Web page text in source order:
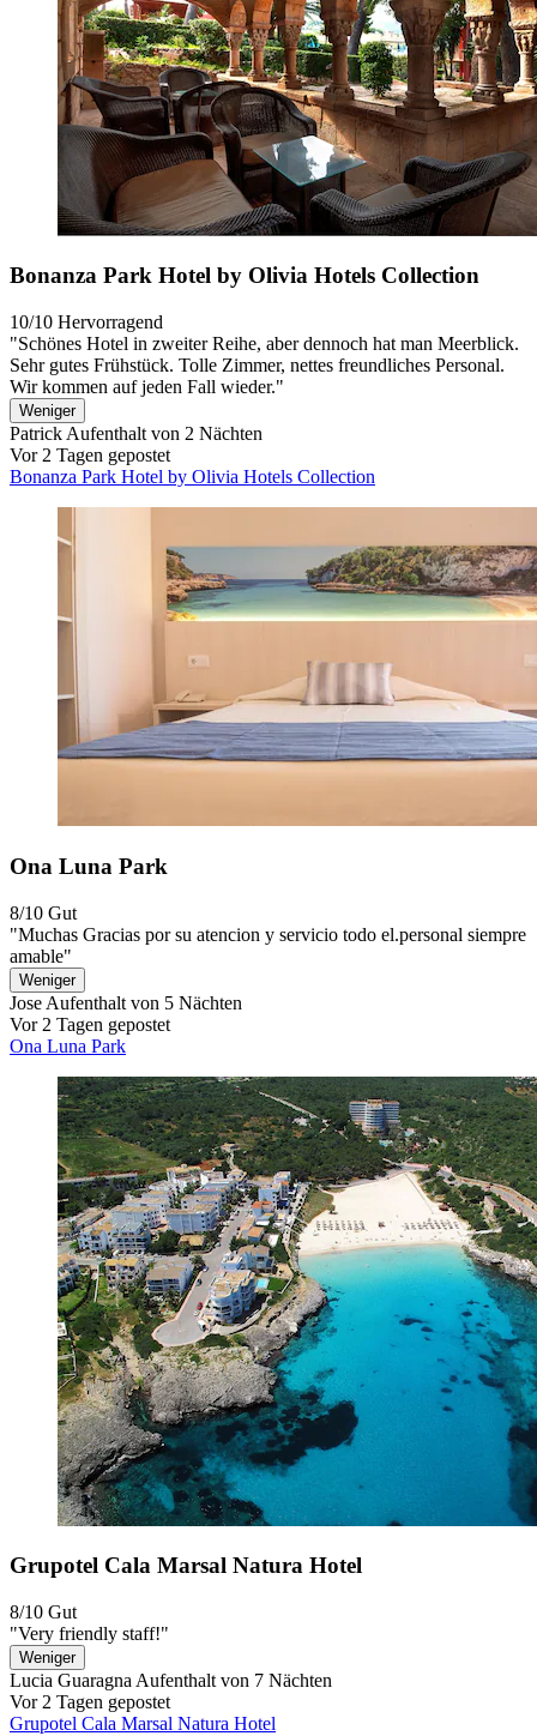
Bonanza Park Hotel by Olivia Hotels Collection
10/10 Hervorragend
"Schönes Hotel in zweiter Reihe, aber dennoch hat man Meerblick.
Sehr gutes Frühstück. Tolle Zimmer, nettes freundliches Personal.
Wir kommen auf jeden Fall wieder."
Weniger
Patrick Aufenthalt von 2 Nächten
Vor 2 Tagen gepostet
Bonanza Park Hotel by Olivia Hotels Collection
Ona Luna Park
8/10 Gut
"Muchas Gracias por su atencion y servicio todo el.personal siempre
amable"
Weniger
Jose Aufenthalt von 5 Nächten
Vor 2 Tagen gepostet
Ona Luna Park
Grupotel Cala Marsal Natura Hotel
8/10 Gut
"Very friendly staff!"
Weniger
Lucia Guaragna Aufenthalt von 7 Nächten
Vor 2 Tagen gepostet
Grupotel Cala Marsal Natura Hotel